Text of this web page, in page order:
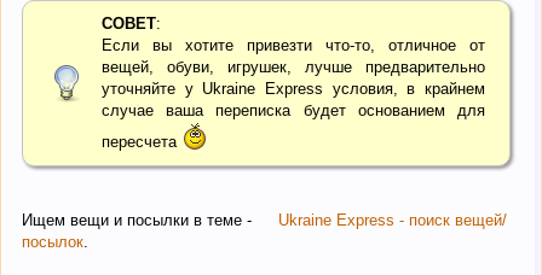
СОВЕТ:
Если вы хотите привезти что-то, отличное от
вещей, обуви, игрушек, лучше предварительно
уточняйте у Ukraine Express условия, в крайнем
случае ваша переписка будет основанием для
пересчета
Ищем вещи и посылки в теме -
Ukraine Express - поиск вещей/
посылок.